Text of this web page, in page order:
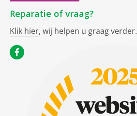
Reparatie of vraag?
Klik hier, wij helpen u graag verder.